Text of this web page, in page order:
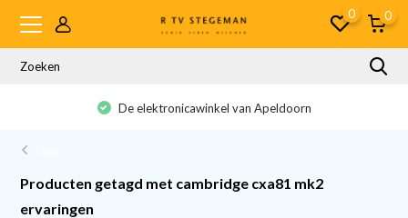
0 0
De elektronicawinkel van Apeldoorn
Producten getagd met cambridge cxa81 mk2
ervaringen